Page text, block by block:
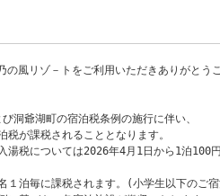
の風リゾ－トをご利用いただきありがとう
洞爺湖町の宿泊税条例の施行に伴い、
が課税されることとなります。
湯税については2026年4月1日から1泊100
１泊毎に課税されます。(小学生以下のご